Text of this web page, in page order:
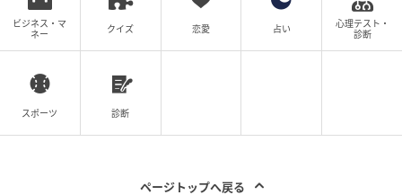
ビジネス・マ
ネー
クイズ 恋愛 占い
心理テスト・
診断
スポーツ 診断
ページトップへ戻る